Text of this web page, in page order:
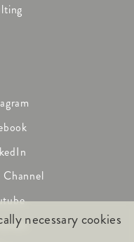
necessary cookies